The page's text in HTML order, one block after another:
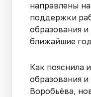
направлены
поддержки
образования и
ближайшие
Как пояснила
образования и
Воробьёва,